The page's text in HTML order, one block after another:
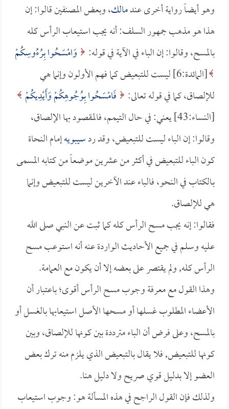
وهو أيضاً رواية أخرى عندمالك، وبعض المصنفين قالوا: إن
هذا هو مذهب جمهور السلف: أنه يجب استيعاب الرأس كله
بالمسح، وقالوا: إن الباء في الآية في قوله:
وَامْسَحُوا بِرُءُوسِكُمْ
[المائدة:6] ليست للتبعيض كما فهم الأولون وإنما هي
للإلصاق، كما في قوله تعالى:
فَامْسَحُوا بِوُجُوهِكُمْ وَأَيْدِيكُمْ
[النساء:43] يعني: في حال التيمم، فالمقصود بها الإلصاق،
وقالوا: إن الباء ليست للتبعيض، وقد ردسيبويهإمام النحاة
كون الباء للتبعيض في أكثر من عشرين موضعاً من كتابه المسمى
بـالكتاب في النحو، فالباء عند الآخرين ليست للتبعيض وإنما
هي للإلصاق.
فقالوا: إنه يجب مسح الرأس كله كما ثبت عن النبي صلى الله
عليه وسلم في جميع الأحاديث الواردة عنه أنه استوعب مسح
الرأس كله, ولم يقتصر على بعضه إلا أن يكون مع العمامة.
وهذا القول مع معرفة وجوب مسح الرأس أقوى؛ باعتبار أن
الأعضاء المطلوب غسلها أو مسحها الأصل استيعابها بالغسل أو
بالمسح، وعلى فرض أن الباء مترددة بين كونها للإلصاق، وبين
كونها للتبعيض, فلا يقال بالتبعيض الذي يلزم منه ترك بعض
العضو إلا بدليل قوي صريح ولا دليل هنا.
ولذلك فإن القول الراجح في هذه المسألة هو: وجوب استيعاب